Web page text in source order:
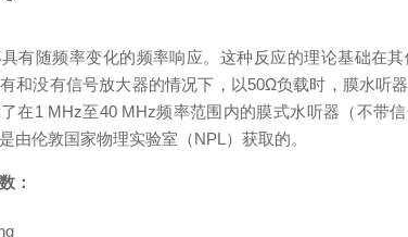
有随频率变化的频率响应。这种反应的理论基础在
和没有信号放大器的情况下，以50Ω负载时，膜水听
在1 MHz至40 MHz频率范围内的膜式水听器（不带
由伦敦国家物理实验室（NPL）获取的。
：